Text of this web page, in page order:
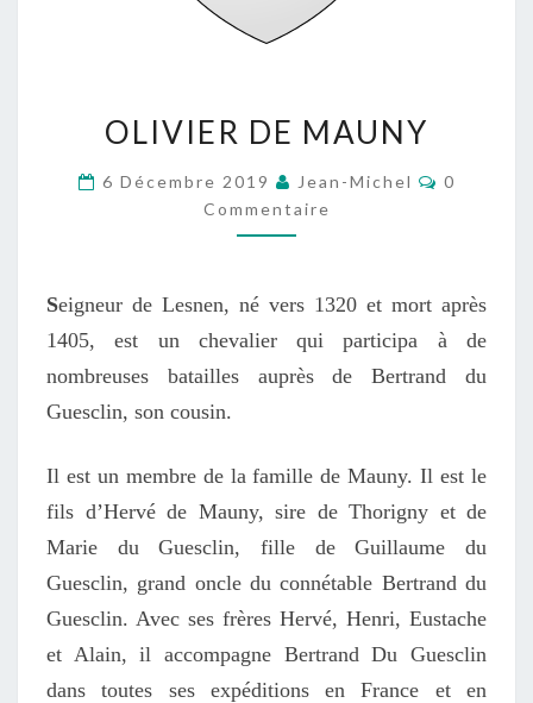
DE
MAUNY
OLIVIER DE MAUNY
6 Décembre 2019 Jean-Michel
0
Commentaire
Seigneur de Lesnen, né vers 1320 et mort après
1405, est un chevalier qui participa à de
nombreuses batailles auprès deBertrand du
Guesclin, son cousin.
Il est un membre de lafamille de Mauny. Il est le
fils d’Hervé de Mauny, sire de Thorigny et de
Marie du Guesclin, fille de Guillaume du
Guesclin, grand oncle du connétable Bertrand du
Guesclin. Avec ses frères Hervé, Henri, Eustache
et Alain, il accompagne Bertrand Du Guesclin
dans toutes ses expéditions en France et en